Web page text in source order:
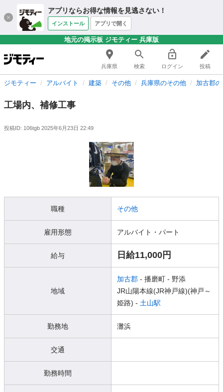
アプリならお得な情報を見逃さない！
インストール アプリで開く
地元の掲示板 ジモティー 兵庫版
兵庫県 検索 ログイン 投稿
ジモティー アルバイト 建築 その他 兵庫県のその他 加古郡
工場内、補修工事
投稿ID: 106tgb 2025年6月23日 22:49
職種 その他
雇用形態 アルバイト・パート
給与 日給11,000円
地域
加古郡 - 播磨町 - 野添
JR山陽本線(JR神戸線)(神戸～
姫路) - 土山駅
勤務地 灘浜
交通
勤務時間